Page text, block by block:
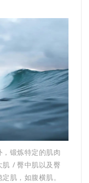
锻炼特定的肌肉
肌 / 臀中肌以及臀
肌，如腹横肌。